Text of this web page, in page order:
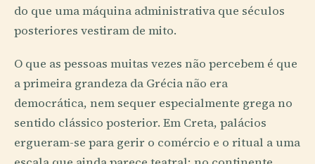
do que uma máquina administrativa que séculos
posteriores vestiram de mito.
O que as pessoas muitas vezes não percebem é que
a primeira grandeza da Grécia não era
democrática, nem sequer especialmente grega no
sentido clássico posterior. Em Creta, palácios
ergueram-se para gerir o comércio e o ritual a uma